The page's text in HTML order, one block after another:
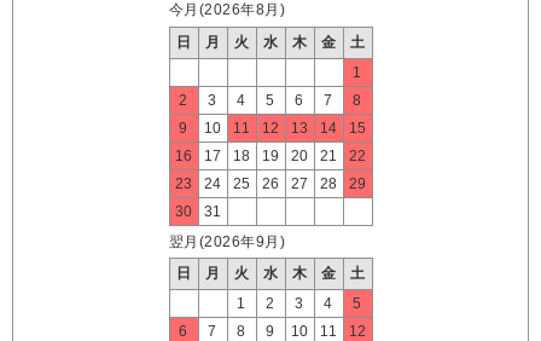
今月(2026年8月)
日
月 火 水 木 金
土
1
2
3 4 5 6 7
8
9
10 11 12 13 14
15
16
17 18 19 20 21
22
23
24 25 26 27 28
29
30
31
翌月(2026年9月)
日
月 火 水 木 金
土
1
2 3 4
5
6
7 8 9 10 11
12